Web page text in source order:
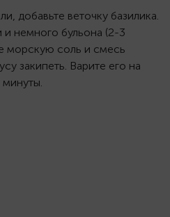
добавьте веточку базилика.
и немного бульона (2-3
морскую соль и смесь
закипеть. Варите его на